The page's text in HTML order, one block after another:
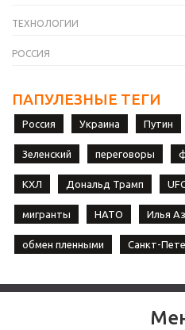
ТЕХНОЛОГИИ
РОССИЯ
ПАПУЛЕЗНЫЕ ТЕГИ
Россия Украина Путин
Зеленский переговоры
КХЛ Дональд Трамп
мигранты НАТО Илья
обмен пленными Санкт-